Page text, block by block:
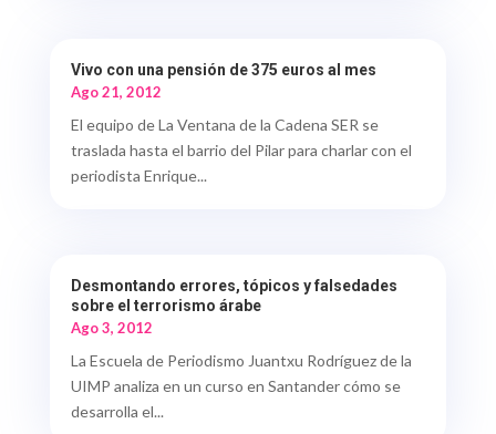
Vivo con una pensión de 375 euros al mes
Ago 21, 2012
El equipo de La Ventana de la Cadena SER se
traslada hasta el barrio del Pilar para charlar con el
periodista Enrique...
Desmontando errores, tópicos y falsedades
sobre el terrorismo árabe
Ago 3, 2012
La Escuela de Periodismo Juantxu Rodríguez de la
UIMP analiza en un curso en Santander cómo se
desarrolla el...